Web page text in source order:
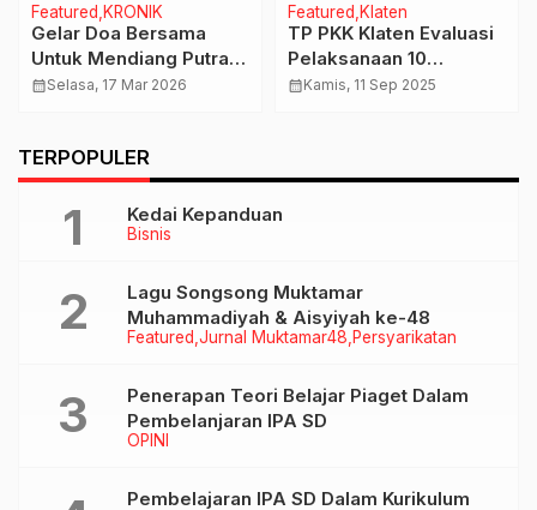
Featured
LEBARAN SEHAT DAN
AMAN
Lebaran Kedua, Jumlah
Penumpang KA Turun di
Featured SPORT
Kalahkan Megawati dan
Temannya, Jakarta
Popsivo Polwan Juara
calendar_monthMinggu, 23 Jun 2024
TERPOPULER
Bisnis
Kedai Kepanduan
Featured Jurnal Muktamar48 Persyarikatan
Lagu Songsong Muktamar
Muhammadiyah & Aisyiyah ke-48
OPINI
Penerapan Teori Belajar Piaget Dalam
Pembelanjaran IPA SD
Pembelajaran IPA SD Dalam Kurikulum